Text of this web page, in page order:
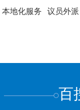
本地化服务 议员外派
百